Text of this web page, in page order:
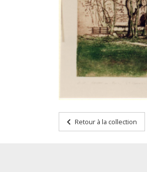
Retour à la collection